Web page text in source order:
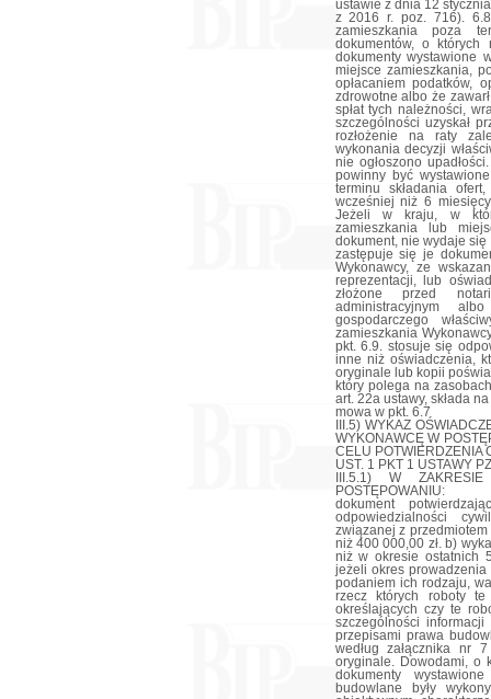
ustawie z dnia 12
z 2016 r. poz. 716).
zamieszkania poza
dokumentów, o których
dokumenty wystawione
miejsce zamieszkania,
opłacaniem podatków,
zdrowotne albo że
spłat tych należności,
szczególności uzyskał
rozłożenie na raty
wykonania decyzji
nie ogłoszono
powinny być
terminu składania
wcześniej niż 6
Jeżeli w kraju, w
zamieszkania lub
dokument, nie wydaje
zastępuje się je
Wykonawcy, ze
reprezentacji, lub
złożone przed
administracyjnym
gospodarczego
zamieszkania
pkt. 6.9. stosuje się
inne niż oświadczenia,
oryginale lub kopii
który polega na
art. 22a ustawy, składa
mowa w pkt. 6.7
III.5) WYKAZ
WYKONAWCĘ W
CELU POTWIERDZENIA
UST. 1 PKT 1 USTAWY
III.5.1) W
POSTĘPOWANIU:
dokument
odpowiedzialności
związanej z
niż 400 000,00 zł. b)
niż w okresie ostatnich
jeżeli okres prowadzenia
podaniem ich rodzaju,
rzecz których roboty te
określających czy te
szczególności
przepisami prawa
według załącznika nr
oryginale. Dowodami, o
dokumenty
budowlane były